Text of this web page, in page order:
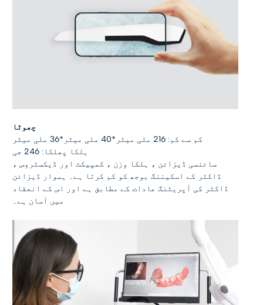
چھوٹا
کم سے کم: 216 ملی میٹر*40 ملی میٹر*36 ملی میٹر
ہلکا پھلکا: 246 جی
سائنسی ڈیزائن ، ہلکا وزن ، کمپیکٹ اور ڈیکسٹروس ،
ڈاکٹر کے اسکیننگ بوجھ کو کم کرتا ہے۔ ہموار ڈیزائن
ڈاکٹر کی آپریٹنگ عادات کے مطابق ہے اور اس کے انعقاد
میں آسان ہے۔